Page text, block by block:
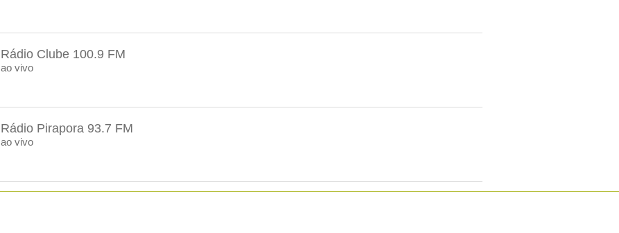
Rádio Clube 100.9 FM
ao vivo
Rádio Pirapora 93.7 FM
ao vivo